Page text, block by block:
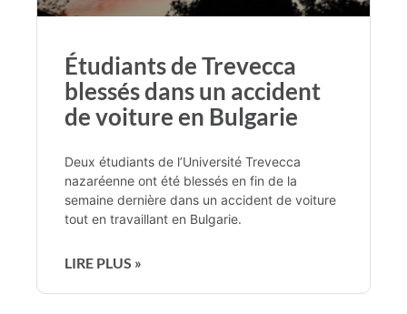
Étudiants de Trevecca
blessés dans un accident
de voiture en Bulgarie
Deux étudiants de l’Université Trevecca
nazaréenne ont été blessés en fin de la
semaine dernière dans un accident de voiture
tout en travaillant en Bulgarie.
LIRE PLUS »